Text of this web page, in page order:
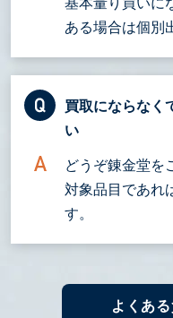
基本量り買いに
ある場合は個別
買取にならなく
い
どうぞ錬金堂を
対象品目であれ
す。
よくあ